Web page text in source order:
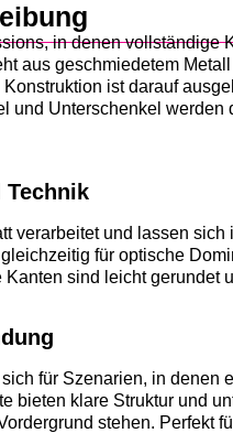
in denen vollständige
aus geschmiedetem
ist darauf
und Unterschenkel
Technik
verarbeitet und lassen
für optische
sind leicht
für Szenarien, in
bieten klare Struktur und
stehen. Perfekt